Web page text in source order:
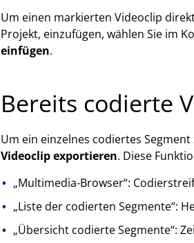
Um einen markierten Videoclip
Projekt, einzufügen, wählen Sie im
einfügen.
Bereits codierte
Um ein einzelnes codiertes
Videoclip exportieren. Diese
„Multimedia-Browser“:
„Liste der codierten Segmente“:
„Übersicht codierte Segmente“: